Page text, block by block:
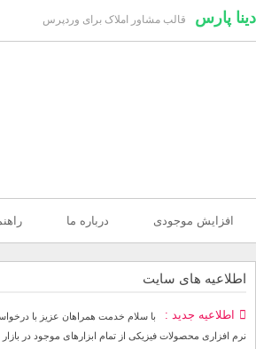
دینا پارس قالب مشاور املاک برای وردپرس
افزایش موجودی درباره ما
اطلاعیه های سایت
اطلاعیه جدید
نرم افزاری محصولات فیزیکی از تمام ابزارهای موجود در